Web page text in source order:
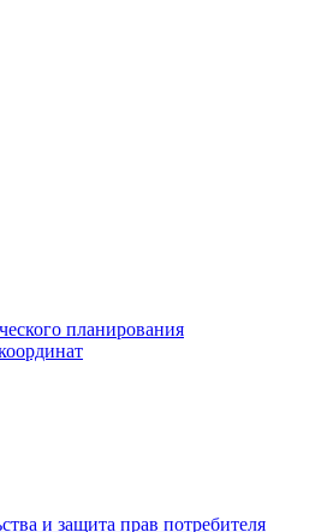
планирования
и защита прав потребителя